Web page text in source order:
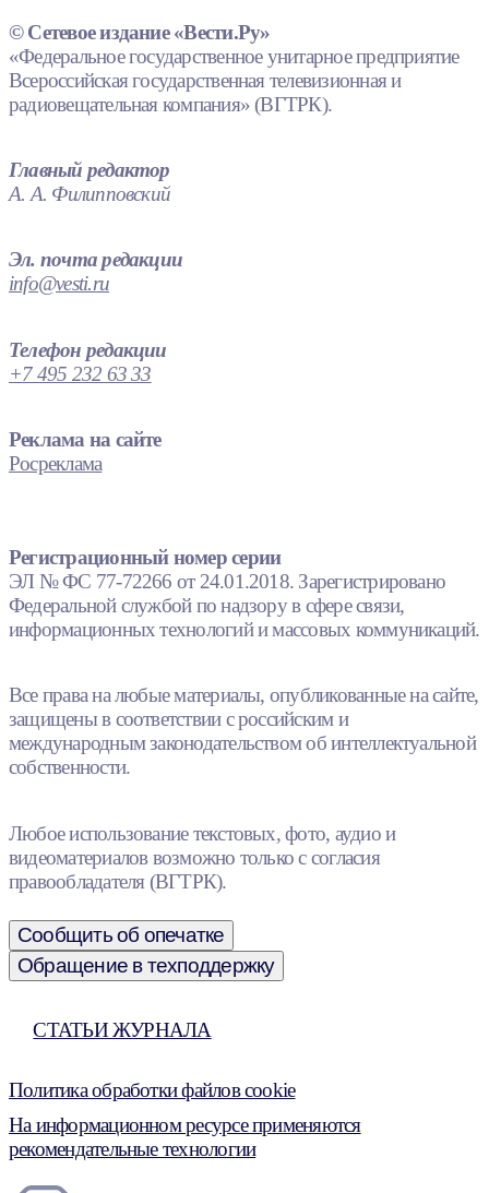
© Сетевое издание «Вести.Ру»
«Федеральное государственное унитарное предприятие
Всероссийская государственная телевизионная и
радиовещательная компания» (ВГТРК).
Главный редактор
А. А. Филипповский
Эл. почта редакции
info@vesti.ru
Телефон редакции
+7 495 232 63 33
Реклама на сайте
Росреклама
Регистрационный номер серии
ЭЛ № ФС 77-72266 от 24.01.2018. Зарегистрировано
Федеральной службой по надзору в сфере связи,
информационных технологий и массовых коммуникаций.
Все права на любые материалы, опубликованные на сайте,
защищены в соответствии с российским и
международным законодательством об интеллектуальной
собственности.
Любое использование текстовых, фото, аудио и
видеоматериалов возможно только с согласия
правообладателя (ВГТРК).
Сообщить об опечатке
Обращение в техподдержку
СТАТЬИ ЖУРНАЛА
Политика обработки файлов cookie
На информационном ресурсе применяются
рекомендательные технологии